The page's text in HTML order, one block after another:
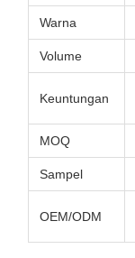
Warna
Volume
Keuntungan
MOQ
Sampel
OEM/ODM